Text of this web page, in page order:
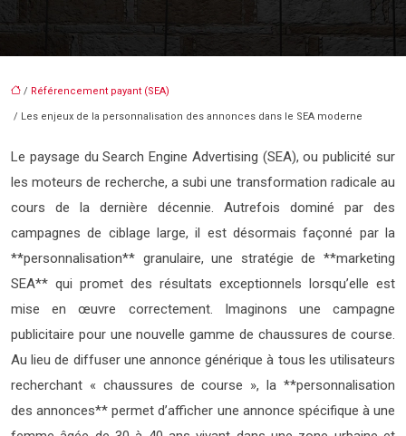
/ Référencement payant (SEA)
/ Les enjeux de la personnalisation des annonces dans le SEA moderne
Le paysage du Search Engine Advertising (SEA), ou publicité sur
les moteurs de recherche, a subi une transformation radicale au
cours de la dernière décennie. Autrefois dominé par des
campagnes de ciblage large, il est désormais façonné par la
**personnalisation** granulaire, une stratégie de **marketing
SEA** qui promet des résultats exceptionnels lorsqu’elle est
mise en œuvre correctement. Imaginons une campagne
publicitaire pour une nouvelle gamme de chaussures de course.
Au lieu de diffuser une annonce générique à tous les utilisateurs
recherchant « chaussures de course », la **personnalisation
des annonces** permet d’afficher une annonce spécifique à une